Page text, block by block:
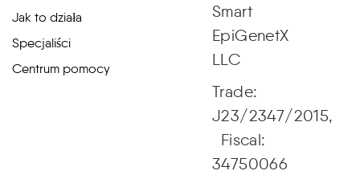
Jak to działa
Specjaliści
Centrum pomocy
Smart
EpiGenetX
LLC
Trade:
J23/2347/2015,
Fiscal:
34750066